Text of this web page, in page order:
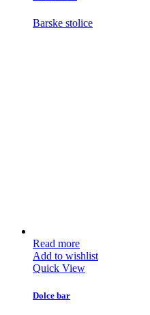
Barske stolice
Read more
Add to wishlist
Quick View
Dolce bar